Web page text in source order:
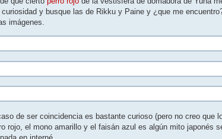
y busque las de Rikku y Paine y ¿que me
imágenes.
de ser coincidencia es bastante curioso (pero no creo que
rojo, el mono amarillo y el faisán azul es algún mito japonés